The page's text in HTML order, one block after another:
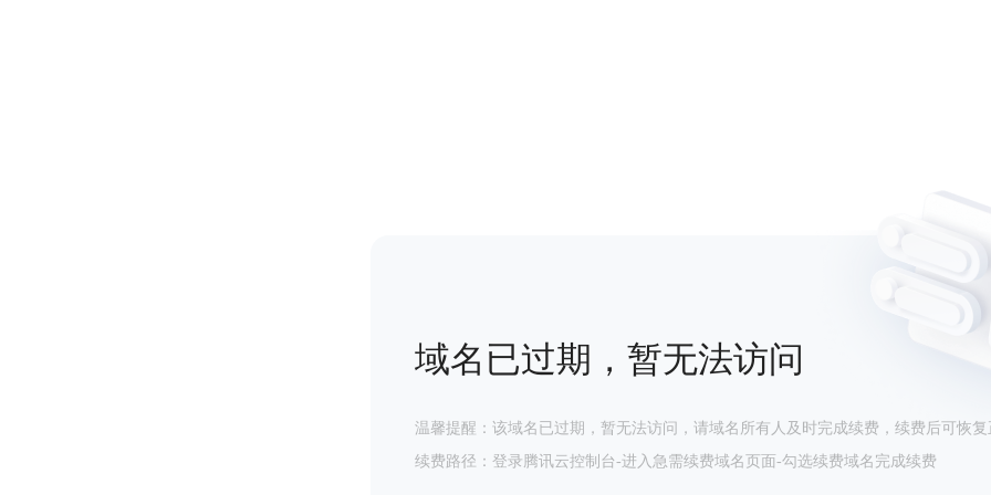
域名已过期，暂无法访问
温馨提醒：该域名已过期，暂无法访问，请域名所有人及时完成续费，续费后可恢复
续费路径：登录腾讯云控制台-进入急需续费域名页面-勾选续费域名完成续费